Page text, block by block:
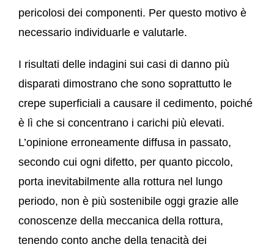
pericolosi dei componenti. Per questo motivo è
necessario individuarle e valutarle.
I risultati delle indagini sui casi di danno più
disparati dimostrano che sono soprattutto le
crepe superficiali a causare il cedimento, poiché
è lì che si concentrano i carichi più elevati.
L’opinione erroneamente diffusa in passato,
secondo cui ogni difetto, per quanto piccolo,
porta inevitabilmente alla rottura nel lungo
periodo, non è più sostenibile oggi grazie alle
conoscenze della meccanica della rottura,
tenendo conto anche della tenacità dei